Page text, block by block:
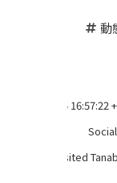
動
2025
The Center visited